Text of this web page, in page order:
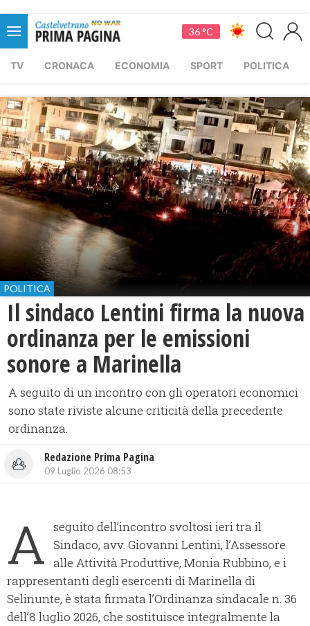
36 °C
TV CRONACA ECONOMIA SPORT POLITICA
POLITICA
Il sindaco Lentini firma la nuova
ordinanza per le emissioni
sonore a Marinella
A seguito di un incontro con gli operatori economici
sono state riviste alcune criticità della precedente
ordinanza.
Redazione Prima Pagina
09 Luglio 2026 08:53
A seguito dell’incontro svoltosi ieri tra il
Sindaco, avv. Giovanni Lentini, l’Assessore
alle Attività Produttive, Monia Rubbino, e i
rappresentanti degli esercenti di Marinella di
Selinunte, è stata firmata l’Ordinanza sindacale n. 36
dell’8 luglio 2026, che sostituisce integralmente la